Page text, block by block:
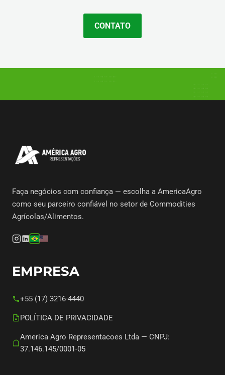
CONTATO
Faça negócios com confiança — escolha a AmericaAgro
como seu parceiro confiável no setor de Commodities
Agrícolas/Alimentos.
EMPRESA
+55 (17) 3216-4440
POLÍTICA DE PRIVACIDADE
America Agro Representacoes Ltda — CNPJ:
37.146.145/0001-05